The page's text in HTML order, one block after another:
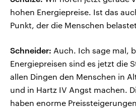
hohen Energiepreise. Ist das
Punkt, der die Menschen
Schneider: Auch. Ich sage mal,
Energiepreisen sind es jetzt die
allen Dingen den Menschen in
und in Hartz IV Angst machen.
haben enorme